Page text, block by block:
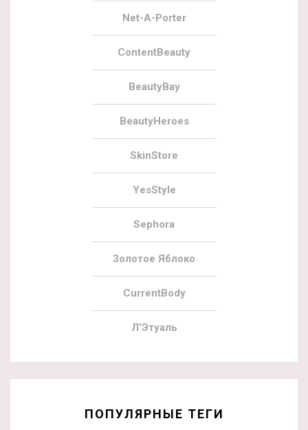
Net-A-Porter
ContentBeauty
BeautyBay
BeautyHeroes
SkinStore
YesStyle
Sephora
Золотое Яблоко
CurrentBody
Л’Этуаль
ПОПУЛЯРНЫЕ ТЕГИ